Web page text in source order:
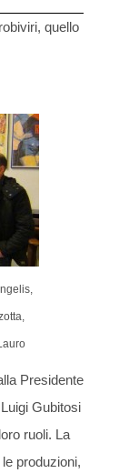
quello
Presidente
Gubitosi
ruoli. La
produzioni,